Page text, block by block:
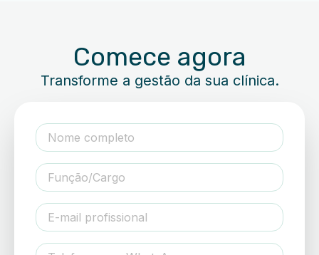
Comece agora
Transforme a gestão da sua clínica.